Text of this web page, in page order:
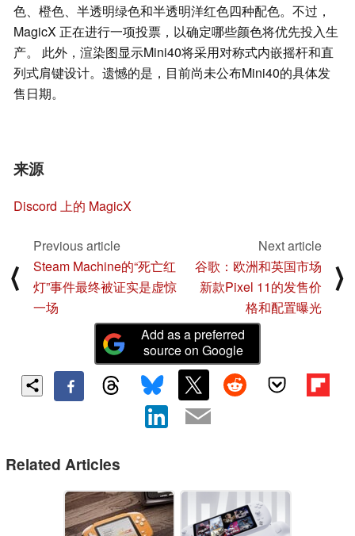
色、橙色、半透明绿色和半透明洋红色四种配色。不过，
MagicX 正在进行一项投票，以确定哪些颜色将优先投入生
产。 此外，渲染图显示Mini40将采用对称式内嵌摇杆和直
列式肩键设计。遗憾的是，目前尚未公布Mini40的具体发
售日期。
来源
Discord 上的 MagicX
⟨
Previous article
Steam Machine的“死亡红
灯”事件最终被证实是虚惊
一场
Next article
谷歌：欧洲和英国市场
新款Pixel 11的发售价
格和配置曝光
⟩
Add as a preferred
source on Google
Related Articles